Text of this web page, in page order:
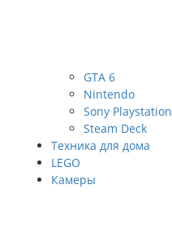
GTA 6
Nintendo
Sony Playstation
Steam Deck
Техника для дома
LEGO
Камеры